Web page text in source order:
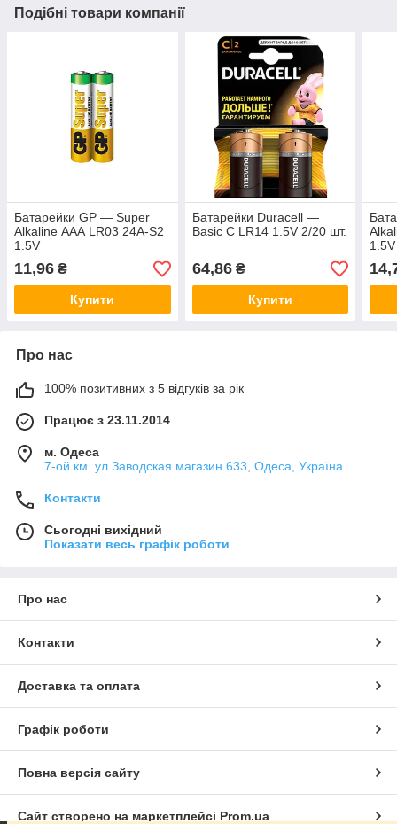
Подібні товари компанії
Батарейки GP — Super
Alkaline ААА LR03 24A-S2
1.5V
11,96 ₴
Купити
Батарейки Duracell —
Basic C LR14 1.5V 2/20 шт.
64,86₴
Купити
Про нас
100% позитивних з 5 відгуків за рік
Працює з 23.11.2014
м. Одеса
7-ой км. ул.Заводская магазин 633, Одеса, Україна
Контакти
Сьогодні вихідний
Показати весь графік роботи
Про нас
Контакти
Доставка та оплата
Графік роботи
Повна версія сайту
Сайт створено на маркетплейсі Prom.ua